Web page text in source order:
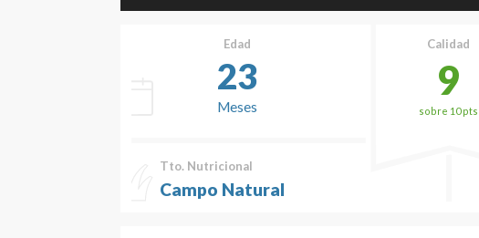
Edad
23
Meses
Calidad
9
sobre 10 pts
Tto. Nutricional
Campo Natural